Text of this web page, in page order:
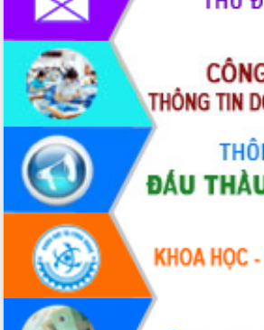
Xây dựng nông thôn mới: Nâng cao đời
sống người dân từ những mô hình thiết
thực
Quyết liệt tháo gỡ vướng mắc, đẩy
nhanh tiến độ các dự án trọng điểm
trong Khu kinh tế Nam Phú Yên
Hòn Yến phát triển du lịch gắn với bảo
tồn biển
Lấy ý kiến điều chỉnh Quy hoạch tỉnh
Đắk Lắk thời kỳ 2021-2030, tầm nhìn
đến năm 2050
Phát động chiến dịch 30 ngày đêm
giải phóng mặt bằng Tuyến đường bộ
ven biển
Đắk Lắk nỗ lực thúc đẩy tăng trưởng
kinh tế từ 10% trở lên trong Quý
II/2026